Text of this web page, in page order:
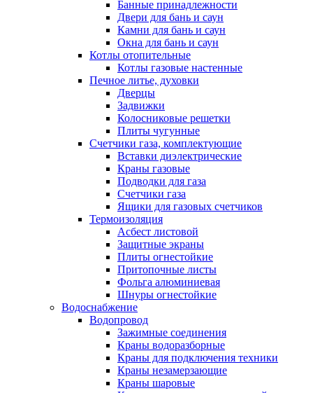
Банные принадлежности
Двери для бань и саун
Камни для бань и саун
Окна для бань и саун
Котлы отопительные
Котлы газовые настенные
Печное литье, духовки
Дверцы
Задвижки
Колосниковые решетки
Плиты чугунные
Счетчики газа, комплектующие
Вставки диэлектрические
Краны газовые
Подводки для газа
Счетчики газа
Ящики для газовых счетчиков
Термоизоляция
Асбест листовой
Защитные экраны
Плиты огнестойкие
Притопочные листы
Фольга алюминиевая
Шнуры огнестойкие
Водоснабжение
Водопровод
Зажимные соединения
Краны водоразборные
Краны для подключения техники
Краны незамерзающие
Краны шаровые